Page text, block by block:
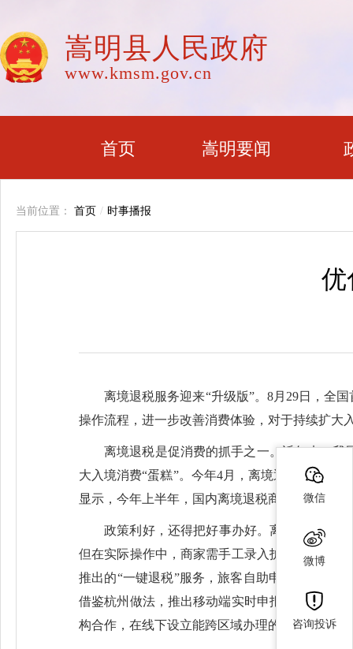
嵩明县人民政府
www.kmsm.gov.cn
首页 嵩明要闻
当前位置： 首页 / 时事播报
优
离境退税服务迎来“升级版”。8月29日，全
操作流程，进一步改善消费体验，对于持续扩大
离境退税是促消费的抓手之一。近年来，
大入境消费“蛋糕”。今年4月，离境退税“即买
显示，今年上半年，国内离境退税商店超7200家
政策利好，还得把好事办好。离境退税“即
但在实际操作中，商家需手工录入护照信息作
推出的“一键退税”服务，旅客自助申请、商户
借鉴杭州做法，推出移动端实时申报、电子发
构合作，在线下设立能跨区域办理的退税点，不
微信
微博
咨询投诉